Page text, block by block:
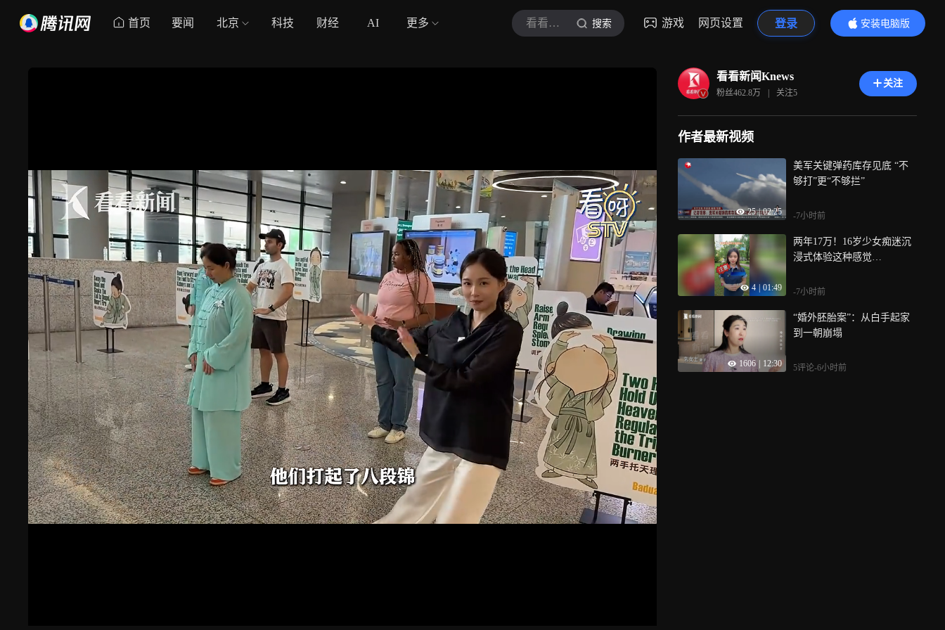
首页 要闻 北京 科技 财经 AI 更多 看看新闻Knews 搜索 游戏 网页设置 登录
安装电脑版
内容更精彩
看看新闻Knews
粉丝462.8万 | 关注5
关注
作者最新视频
25 | 02:25
美军关键弹药库存见底 “不
够打”更“不够拦”
-7小时前
4 | 01:49
两年17万！16岁少女痴迷沉
浸式体验这种感觉…
-7小时前
1606 12:30
“婚外胚胎案”：从白手起家
到一朝崩塌
5评论-6小时前